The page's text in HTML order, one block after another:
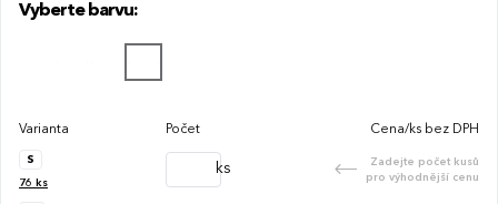
Vyberte barvu:
Varianta Počet Cena/ks bez DPH
S
76 ks
ks
Zadejte počet kusů
pro výhodnější cenu